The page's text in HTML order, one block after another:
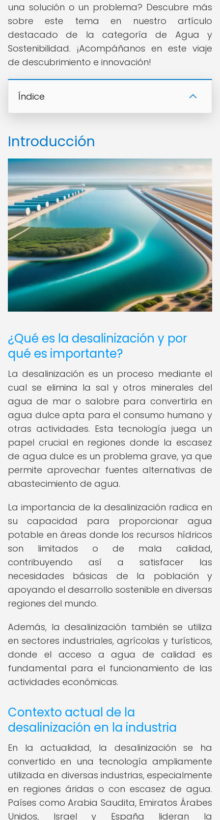
una solución o un problema? Descubre más
sobre este tema en nuestro artículo
destacado de la categoría de Agua y
Sostenibilidad. ¡Acompáñanos en este viaje
de descubrimiento e innovación!
Índice
Introducción
¿Qué es la desalinización y por
qué es importante?
La desalinización es un proceso mediante el
cual se elimina la sal y otros minerales del
agua de mar o salobre para convertirla en
agua dulce apta para el consumo humano y
otras actividades. Esta tecnología juega un
papel crucial en regiones donde la escasez
de agua dulce es un problema grave, ya que
permite aprovechar fuentes alternativas de
abastecimiento de agua.
La importancia de la desalinización radica en
su capacidad para proporcionar agua
potable en áreas donde los recursos hídricos
son limitados o de mala calidad,
contribuyendo así a satisfacer las
necesidades básicas de la población y
apoyando el desarrollo sostenible en diversas
regiones del mundo.
Además, la desalinización también se utiliza
en sectores industriales, agrícolas y turísticos,
donde el acceso a agua de calidad es
fundamental para el funcionamiento de las
actividades económicas.
Contexto actual de la
desalinización en la industria
En la actualidad, la desalinización se ha
convertido en una tecnología ampliamente
utilizada en diversas industrias, especialmente
en regiones áridas o con escasez de agua.
Países como Arabia Saudita, Emiratos Árabes
Unidos, Israel y España lideran la